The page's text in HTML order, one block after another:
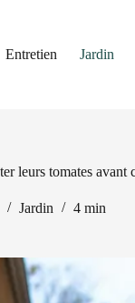
Entretien Jardin
leurs tomates avant
Jardin 4 min